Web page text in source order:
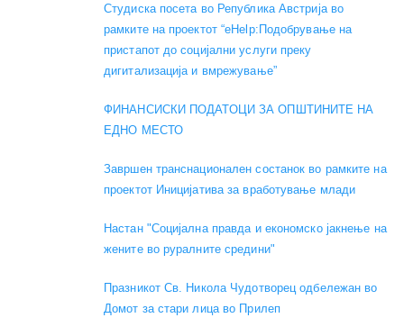
Студиска посета во Република Австрија во
рамките на проектот “eHelp:Подобрување на
пристапот до социјални услуги преку
дигитализација и вмрежување”
ФИНАНСИСКИ ПОДАТОЦИ ЗА ОПШТИНИТЕ НА
ЕДНО МЕСТО
Завршен транснационален состанок во рамките на
проектот Иницијатива за вработување млади
Настан "Социјална правда и економско јакнење на
жените во руралните средини"
Празникот Св. Никола Чудотворец одбележан во
Домот за стари лица во Прилеп